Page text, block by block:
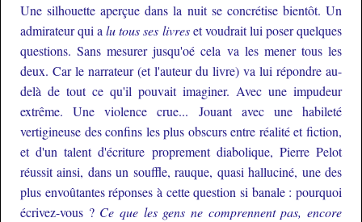
Une silhouette aperçue dans la nuit se concrétise bientôt. Un
admirateur qui alu tous ses livreset voudrait lui poser quelques
questions. Sans mesurer jusqu'oé cela va les mener tous les
deux. Car le narrateur (et l'auteur du livre) va lui répondre au-
delà de tout ce qu'il pouvait imaginer. Avec une impudeur
extrême. Une violence crue... Jouant avec une habileté
vertigineuse des confins les plus obscurs entre réalité et fiction,
et d'un talent d'écriture proprement diabolique, Pierre Pelot
réussit ainsi, dans un souffle, rauque, quasi halluciné, une des
plus envoûtantes réponses à cette question si banale : pourquoi
écrivez-vous ? Ce que les gens ne comprennent pas, encore